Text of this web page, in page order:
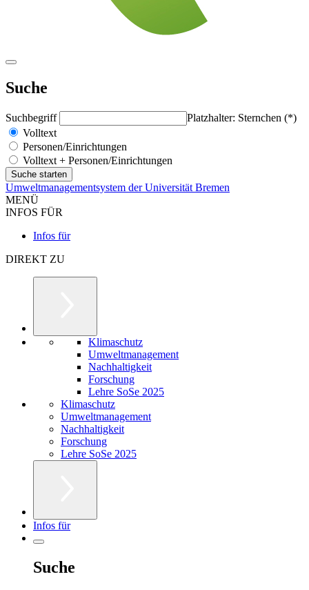
Suche
Suchbegriff
Platzhalter: Sternchen (*)
Volltext
Personen/Einrichtungen
Volltext + Personen/Einrichtungen
Umweltmanagementsystem der Universität Bremen
MENÜ
INFOS FÜR
Infos für
DIREKT ZU
Klimaschutz
Umweltmanagement
Nachhaltigkeit
Forschung
Lehre SoSe 2025
Klimaschutz
Umweltmanagement
Nachhaltigkeit
Forschung
Lehre SoSe 2025
Infos für
Suche